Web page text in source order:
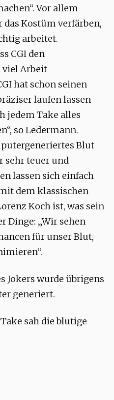
Vor allem
das Kostüm verfärben,
arbeitet.
CGI den
Arbeit
hat schon seinen
laufen lassen
jedem Take alles
so Ledermann.
Blut
sehr teuer und
lassen sich einfach
dem klassischen
Koch ist, was sein
Dinge: „Wir sehen
für unser Blut,
Jokers wurde übrigens
generiert.
sah die blutige